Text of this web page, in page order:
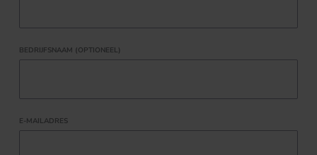
BEDRIJFSNAAM (OPTIONEEL)
E-MAILADRES